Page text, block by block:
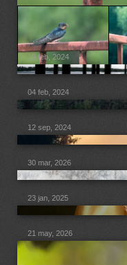
19 feb, 2024
04 feb, 2024
12 sep, 2024
30 mar, 2026
23 jan, 2025
21 may, 2026